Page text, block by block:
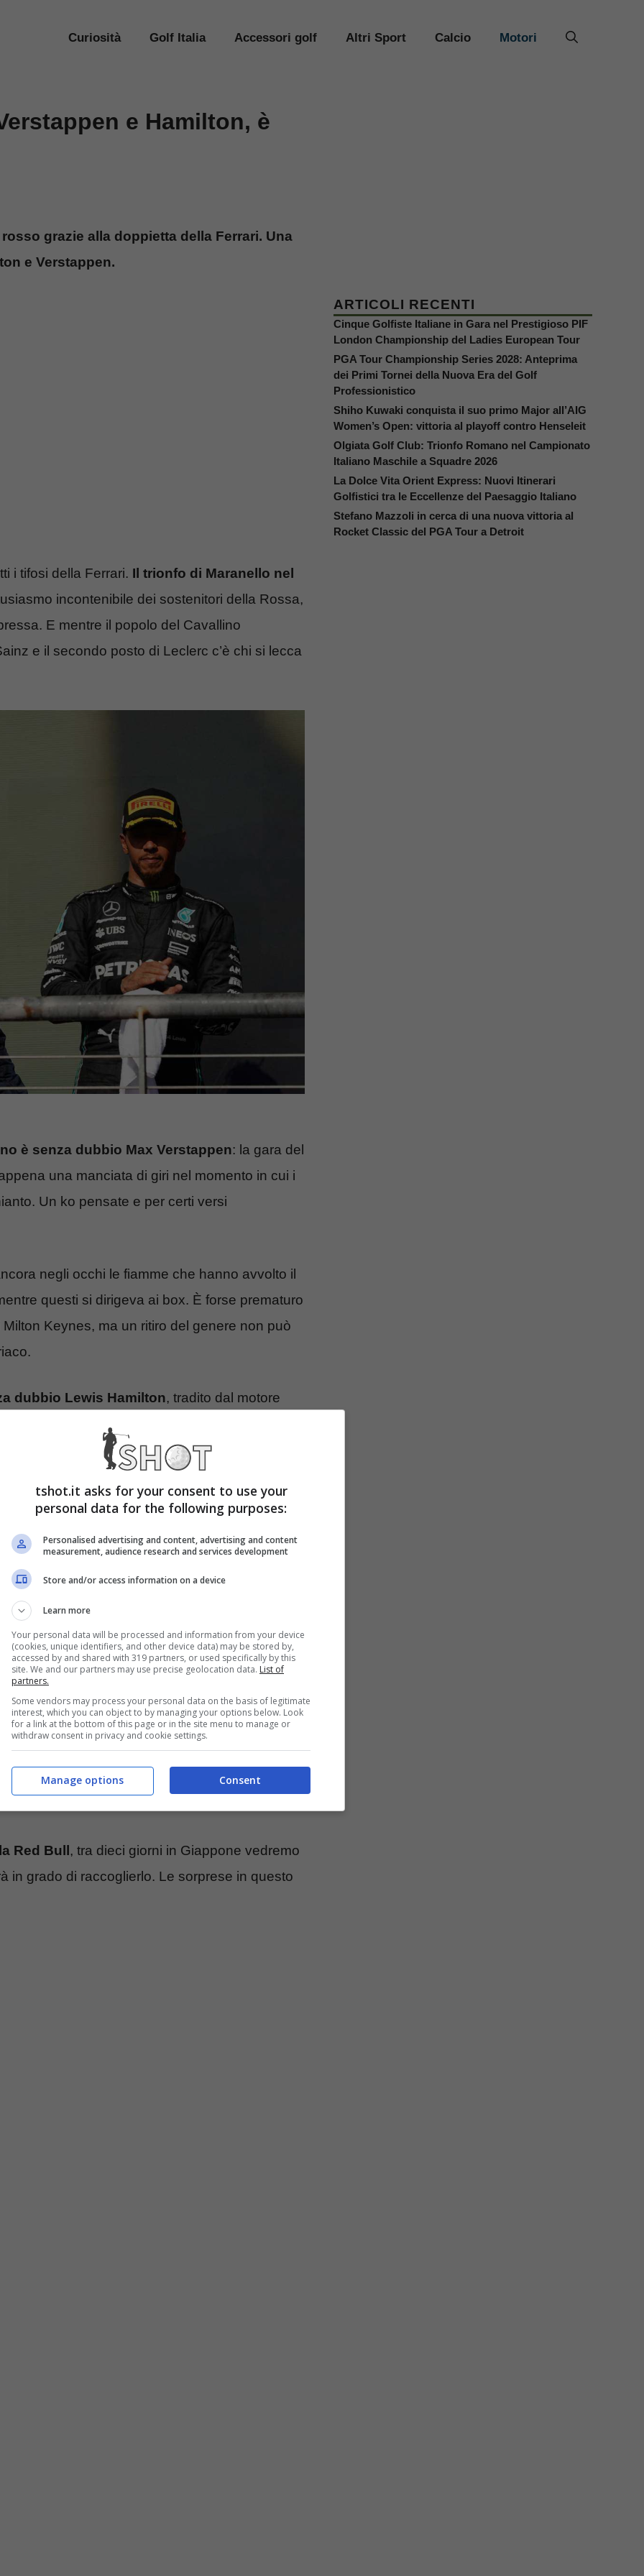
Curiosità Golf Italia Accessori golf Altri Sport Calcio Motori
e Hamilton, è
grazie alla doppietta della Ferrari. Una
e Verstappen.
i tifosi della Ferrari. Il trionfo di Maranello nel
incontenibile dei sostenitori della Rossa,
E mentre il popolo del Cavallino
e il secondo posto di Leclerc c’è chi si lecca
è senza dubbio Max Verstappen: la gara del
una manciata di giri nel momento in cui i
Un ko pensate e per certi versi
negli occhi le fiamme che hanno avvolto il
questi si dirigeva ai box. È forse prematuro
Keynes, ma un ritiro del genere non può
dubbio Lewis Hamilton, tradito dal motore
avrebbe comunque potuto competere con la
in questo momento più veloci e
non accadeva da
congiuntura che non accadeva da oltre due
si ritiravano nella stessa gara dal Gran
erano in lotta per la conquista del titolo
in pista. Erano i tempi in cui pur di finire
erano disposti a tutto.
Ricciardo sulla McLaren che precedette il
del team di Woking fu salutata come un
dal trionfo Ferrari di Melbourne.
Red Bull, tra dieci giorni in Giappone vedremo
in grado di raccoglierlo. Le sorprese in questo
ARTICOLI RECENTI
Cinque Golfiste Italiane in Gara nel Prestigioso PIF
London Championship del Ladies European Tour
PGA Tour Championship Series 2028: Anteprima
dei Primi Tornei della Nuova Era del Golf
Professionistico
Shiho Kuwaki conquista il suo primo Major all’AIG
Women’s Open: vittoria al playoff contro Henseleit
Olgiata Golf Club: Trionfo Romano nel Campionato
Italiano Maschile a Squadre 2026
La Dolce Vita Orient Express: Nuovi Itinerari
Golfistici tra le Eccellenze del Paesaggio Italiano
Stefano Mazzoli in cerca di una nuova vittoria al
Rocket Classic del PGA Tour a Detroit
tshot.it asks for your consent to use your
personal data for the following purposes:
Personalised advertising and content, advertising and content
measurement, audience research and services development
Store and/or access information on a device
Learn more
Your personal data will be processed and information from your device
(cookies, unique identifiers, and other device data) may be stored by,
accessed by and shared with 319 partners, or used specifically by this
site. We and our partners may use precise geolocation data. List of
partners.
Some vendors may process your personal data on the basis of legitimate
interest, which you can object to by managing your options below. Look
for a link at the bottom of this page or in the site menu to manage or
withdraw consent in privacy and cookie settings.
Consent
Manage options